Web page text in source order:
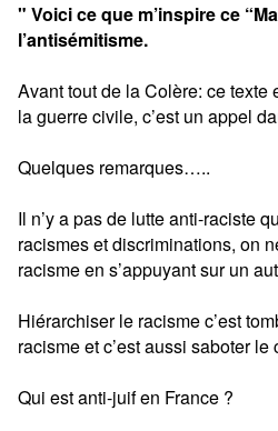
" Voici ce que m’inspire ce
l’antisémitisme.
Avant tout de la Colère: ce texte
la guerre civile, c’est un appel
Quelques remarques…..
Il n’y a pas de lutte anti-raciste
racismes et discriminations, on
racisme en s’appuyant sur un
Hiérarchiser le racisme c’est
racisme et c’est aussi saboter
Qui est anti-juif en France ?